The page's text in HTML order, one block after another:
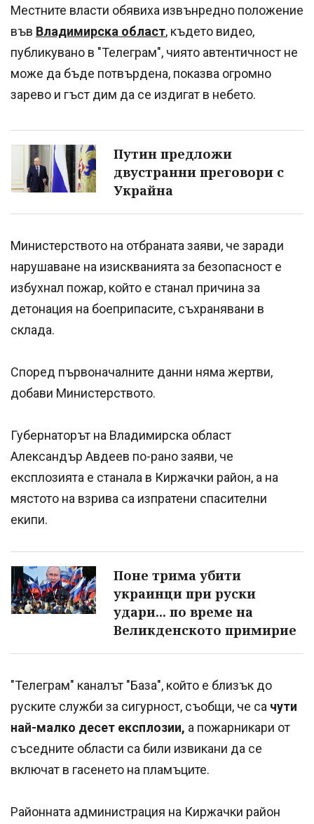
Местните власти обявиха извънредно положение
във Владимирска област, където видео,
публикувано в "Телеграм", чиято автентичност не
може да бъде потвърдена, показва огромно
зарево и гъст дим да се издигат в небето.
Путин предложи
двустранни преговори с
Украйна
Министерството на отбраната заяви, че заради
нарушаване на изискванията за безопасност е
избухнал пожар, който е станал причина за
детонация на боеприпасите, съхранявани в
склада.
Според първоначалните данни няма жертви,
добави Mинистерството.
Губернаторът на Владимирска област
Александър Авдеев по-рано заяви, че
експлозията е станала в Киржачки район, а на
мястото на взрива са изпратени спасителни
екипи.
Поне трима убити
украинци при руски
удари... по време на
Великденското примирие
"Телеграм" каналът "База", който е близък до
руските служби за сигурност, съобщи, че са чути
най-малко десет експлозии, а пожарникари от
съседните области са били извикани да се
включат в гасенето на пламъците.
Районната администрация на Киржачки район